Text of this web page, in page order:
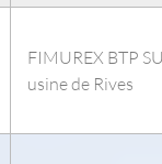
FIMUREX BTP
usine de Rives